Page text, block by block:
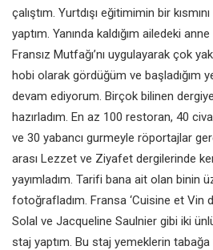
çalıştım. Yurtdışı eğitimimin bir
yaptım. Yanında kaldığım ailedeki
Fransız Mutfağı’nı uygulayarak çok
hobi olarak gördüğüm ve başladığım
devam ediyorum. Birçok bilinen
hazırladım. En az 100 restoran, 40
ve 30 yabancı gurmeyle röportajlar
arası Lezzet ve Ziyafet dergilerinde
yayımladım. Tarifi bana ait olan binin
fotoğrafladım. Fransa ‘Cuisine et Vin
Solal ve Jacqueline Saulnier gibi iki
staj yaptım. Bu staj yemeklerin